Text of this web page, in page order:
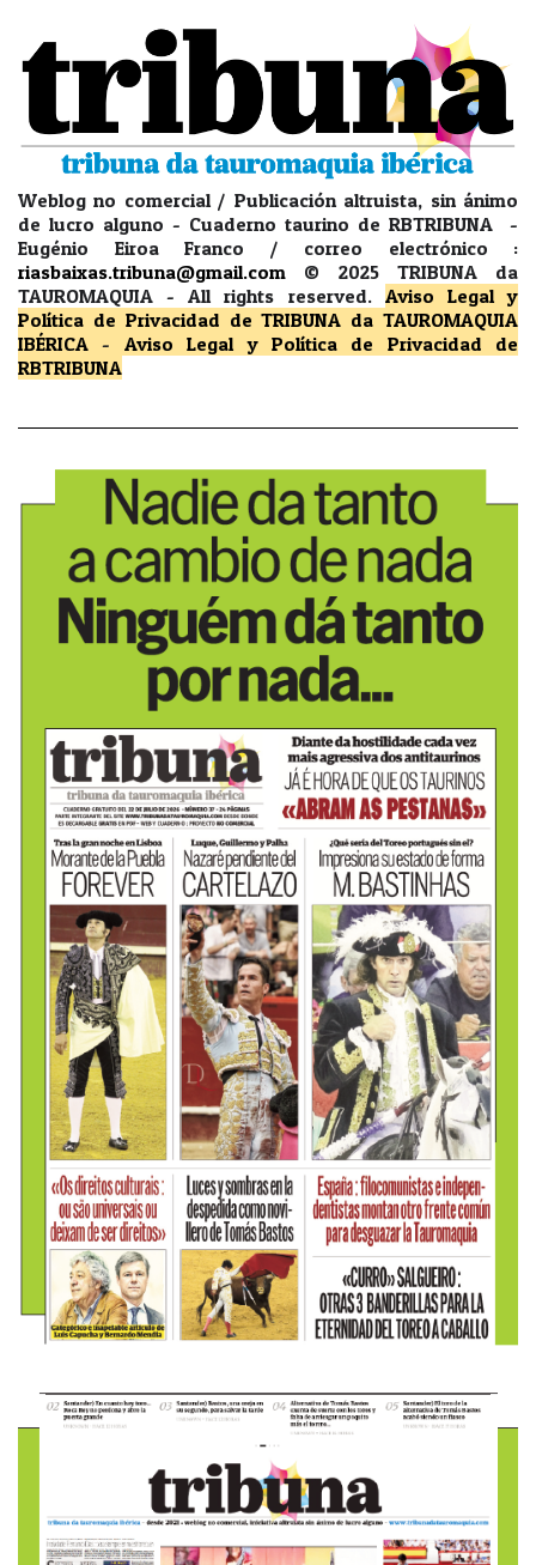
Weblog no comercial / Publicación altruista, sin ánimo
de lucro alguno - Cuaderno taurino de RBTRIBUNA -
Eugénio Eiroa Franco / correo electrónico :
riasbaixas.tribuna@gmail.com
© 2025 TRIBUNA da
TAUROMAQUIA -All rights reserved. Aviso Legal y
Política de Privacidad de TRIBUNA da TAUROMAQUIA
IBÉRICA - Aviso Legal y Política de Privacidad
de
RBTRIBUNA